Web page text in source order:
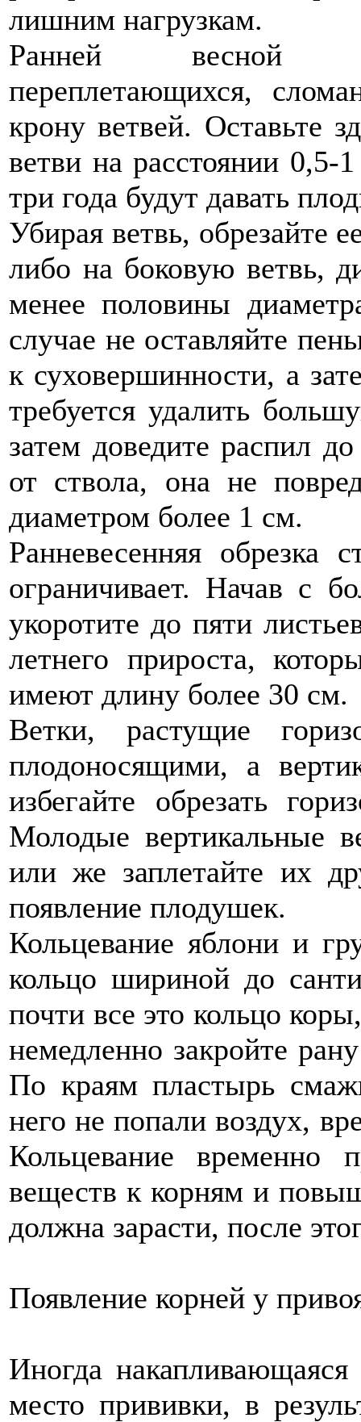
лишним нагрузкам.
Ранней весной
переплетающихся,
крону ветвей. Оставьте
ветви на расстоянии
три года будут давать
Убирая ветвь, обрезайте
либо на боковую ветвь,
менее половины
случае не оставляйте
к суховершинности, а
требуется удалить
затем доведите распил
от ствола, она не
диаметром более 1 см.
Ранневесенняя обрезка
ограничивает. Начав с
укоротите до пяти
летнего прироста,
имеют длину более 30 см.
Ветки, растущие
плодоносящими, а
избегайте обрезать
Молодые вертикальные
или же заплетайте их
появление плодушек.
Кольцевание яблони и
кольцо шириной до
почти все это кольцо
немедленно закройте
По краям пластырь
него не попали воздух,
Кольцевание временно
веществ к корням и
должна зарасти, после
Появление корней у
Иногда накапливающаяся
место прививки, в